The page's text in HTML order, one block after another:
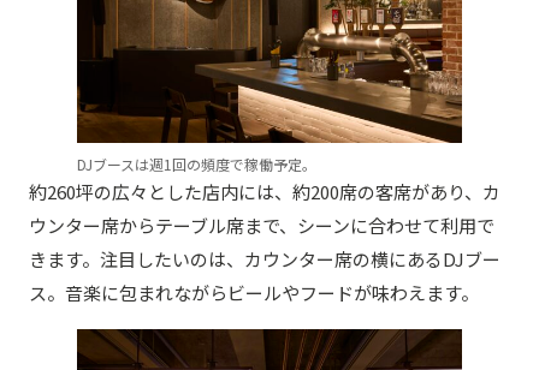
DJブースは週1回の頻度で稼働予定。
約260坪の広々とした店内には、約200席の客席があり、カ
ウンター席からテーブル席まで、シーンに合わせて利用で
きます。注目したいのは、カウンター席の横にあるDJブー
ス。音楽に包まれながらビールやフードが味わえます。